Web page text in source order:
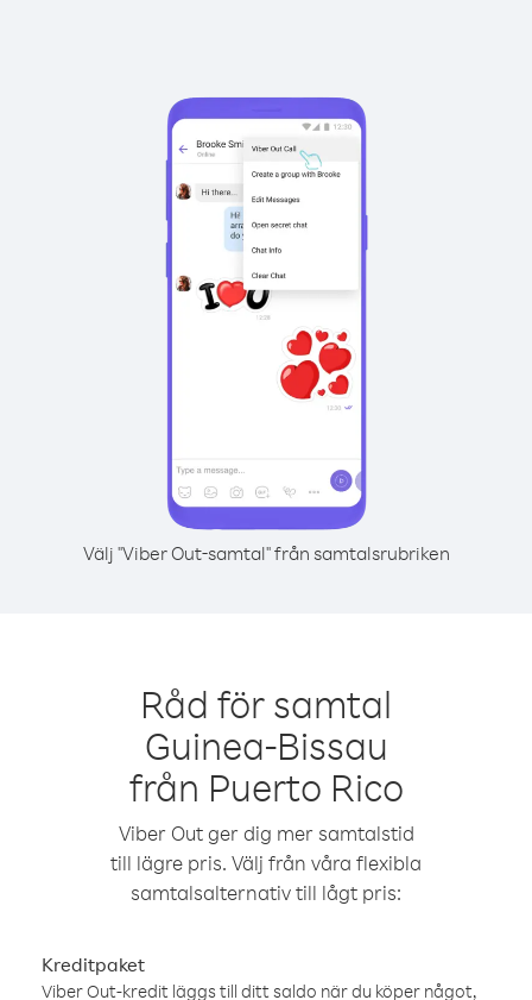
Välj "Viber Out-samtal" från samtalsrubriken
Råd för samtal
Guinea-Bissau
från Puerto Rico
Viber Out ger dig mer samtalstid
till lägre pris. Välj från våra flexibla
samtalsalternativ till lågt pris:
Kreditpaket
Viber Out-kredit läggs till ditt saldo när du köper något,